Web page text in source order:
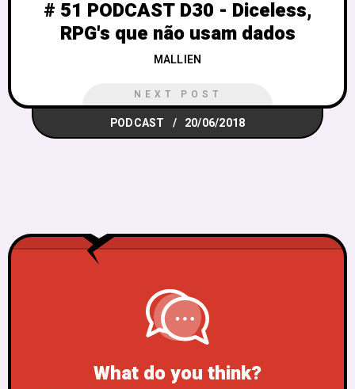
# 51 PODCAST D30 - Diceless,
RPG's que não usam dados
MALLIEN
NEXT POST
PODCAST 20/06/2018
What do you think?